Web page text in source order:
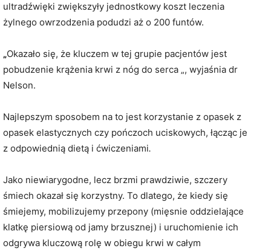
ultradźwięki zwiększyły jednostkowy koszt leczenia
żylnego owrzodzenia podudzi aż o 200 funtów.
„Okazało się, że kluczem w tej grupie pacjentów jest
pobudzenie krążenia krwi z nóg do serca „, wyjaśnia dr
Nelson.
Najlepszym sposobem na to jest korzystanie z opasek z
opasek elastycznych czy pończoch uciskowych, łącząc je
z odpowiednią dietą i ćwiczeniami.
Jako niewiarygodne, lecz brzmi prawdziwie, szczery
śmiech okazał się korzystny. To dlatego, że kiedy się
śmiejemy, mobilizujemy przepony (mięsnie oddzielające
klatkę piersiową od jamy brzusznej) i uruchomienie ich
odgrywa kluczową rolę w obiegu krwi w całym